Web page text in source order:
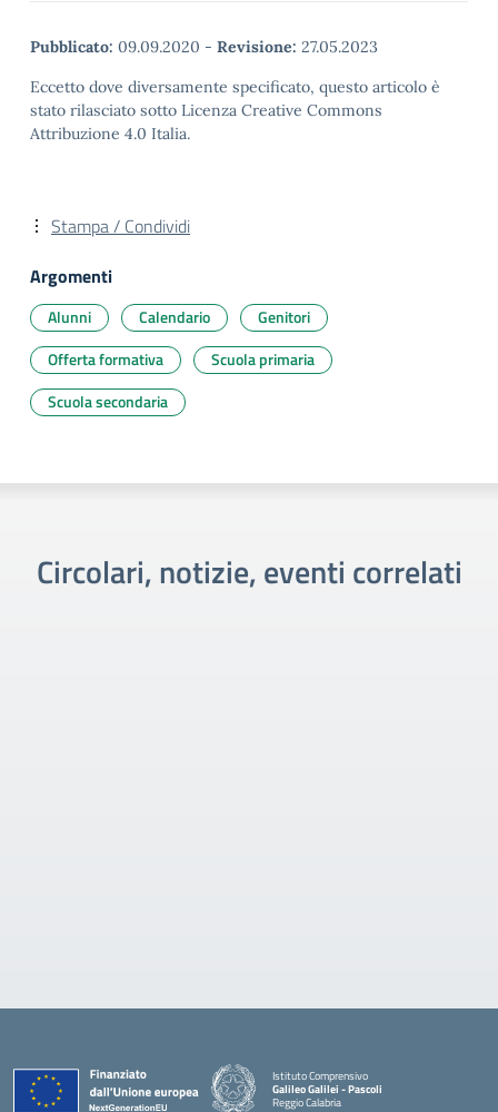
Pubblicato: 09.09.2020 - Revisione: 27.05.2023
Eccetto dove diversamente specificato, questo articolo è
stato rilasciato sotto Licenza Creative Commons
Attribuzione 4.0 Italia.
Stampa / Condividi
Argomenti
Alunni Calendario
Genitori
Offerta formativa
Scuola primaria
Scuola secondaria
Circolari, notizie, eventi correlati
Istituto Comprensivo
Galileo Galilei - Pascoli
Reggio Calabria